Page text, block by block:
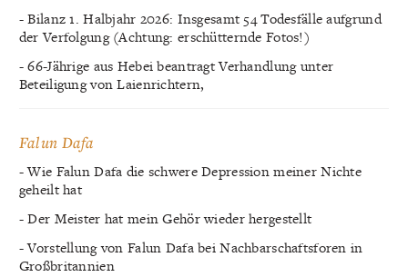
- Bilanz 1. Halbjahr 2026: Insgesamt 54 Todesfälle aufgrund
der Verfolgung (Achtung: erschütternde Fotos!)
- 66-Jährige aus Hebei beantragt Verhandlung unter
Beteiligung von Laienrichtern,
Falun Dafa
- Wie Falun Dafa die schwere Depression meiner Nichte
geheilt hat
- Der Meister hat mein Gehör wieder hergestellt
- Vorstellung von Falun Dafa bei Nachbarschaftsforen in
Großbritannien